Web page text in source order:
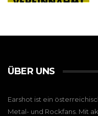
ÜBER UNS
Earshot ist ein
Metal- und Rockfans. Mit